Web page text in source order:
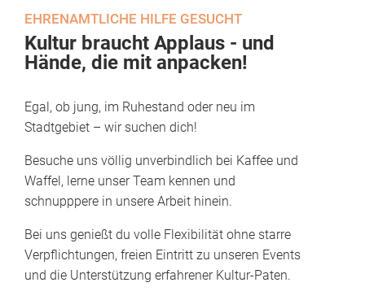
EHRENAMTLICHE HILFE GESUCHT
Kultur braucht Applaus - und
Hände, die mit anpacken!
Egal, ob jung, im Ruhestand oder neu im
Stadtgebiet – wir suchen dich!
Besuche uns völlig unverbindlich bei Kaffee und
Waffel, lerne unser Team kennen und
schnupppere in unsere Arbeit hinein.
Bei uns genießt du volle Flexibilität ohne starre
Verpflichtungen, freien Eintritt zu unseren Events
und die Unterstützung erfahrener Kultur-Paten.